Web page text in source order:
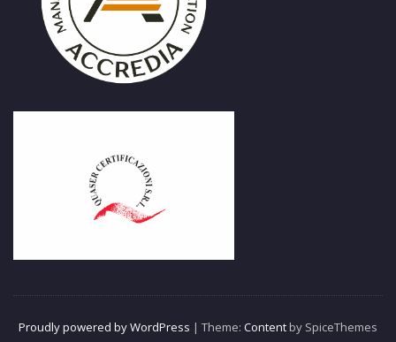
Proudly powered by WordPress | Theme: Content by SpiceThemes